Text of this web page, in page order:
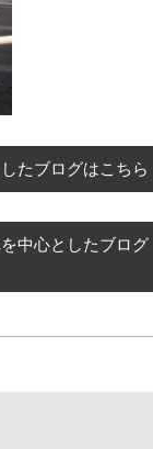
たブログはこちら
中心としたブログ